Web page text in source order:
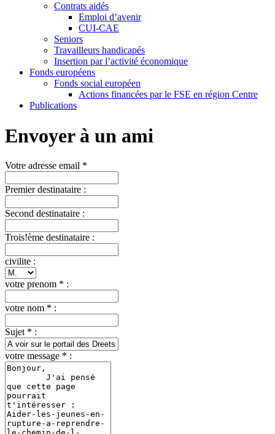
Contrats aidés
Emploi d’avenir
CUI-CAE
Seniors
Travailleurs handicapés
Insertion par l’activité économique
Fonds européens
Fonds social européen
Actions financées par le FSE en région Centre
Publications
Envoyer à un ami
Votre adresse email *
Premier destinataire :
Second destinataire :
Trois!ème destinataire :
civilite :
votre prenom * :
votre nom * :
Sujet * :
votre message * :